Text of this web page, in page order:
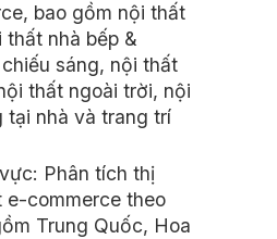
bao gồm nội thất
thất nhà bếp &
sáng, nội thất
thất ngoài trời, nội
tại nhà và trang trí
Phân tích thị
commerce theo
Trung Quốc, Hoa